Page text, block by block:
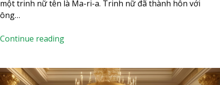
a
ư
một trinh nữ tên là Ma-ri-a. Trinh nữ đã thành hôn với
ông…
Continue readingN
y